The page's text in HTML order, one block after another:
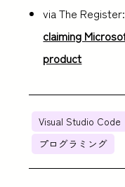
via The Register:
claiming
product
Visual Studio Code
プログラミング